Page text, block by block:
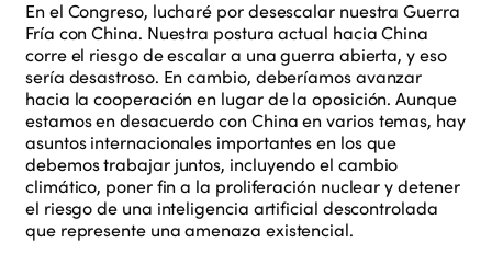
En el Congreso, lucharé por desescalar nuestra Guerra
Fría con China. Nuestra postura actual hacia China
corre el riesgo de escalar a una guerra abierta, y eso
sería desastroso. En cambio, deberíamos avanzar
hacia la cooperación en lugar de la oposición. Aunque
estamos en desacuerdo con China en varios temas, hay
asuntos internacionales importantes en los que
debemos trabajar juntos, incluyendo el cambio
climático, poner fin a la proliferación nuclear y detener
el riesgo de una inteligencia artificial descontrolada
que represente una amenaza existencial.